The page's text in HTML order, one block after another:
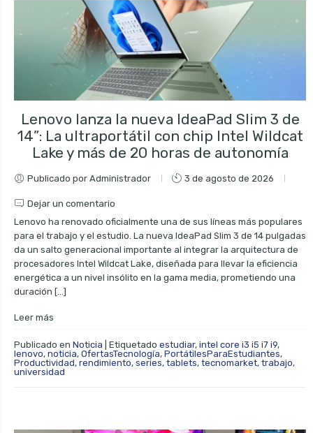
Lenovo lanza la nueva IdeaPad Slim 3 de
14”: La ultraportátil con chip Intel Wildcat
Lake y más de 20 horas de autonomía
Publicado por Administrador 3 de agosto de 2026
Dejar un comentario
Lenovo ha renovado oficialmente una de sus líneas más populares
para el trabajo y el estudio. La nueva IdeaPad Slim 3 de 14 pulgadas
da un salto generacional importante al integrar la arquitectura de
procesadores Intel Wildcat Lake, diseñada para llevar la eficiencia
energética a un nivel insólito en la gama media, prometiendo una
duración […]
Leer más
Publicado en Noticia Etiquetado estudiar, intel core i3 i5 i7 i9,
lenovo, noticia, OfertasTecnología, PortátilesParaEstudiantes,
Productividad, rendimiento, series, tablets, tecnomarket, trabajo,
universidad